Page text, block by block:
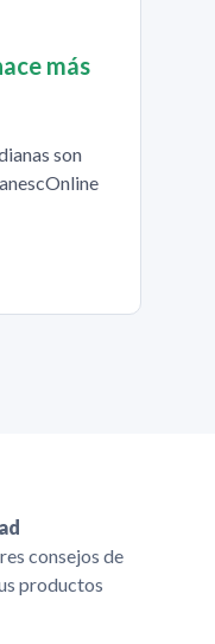
más
son
consejos de
productos